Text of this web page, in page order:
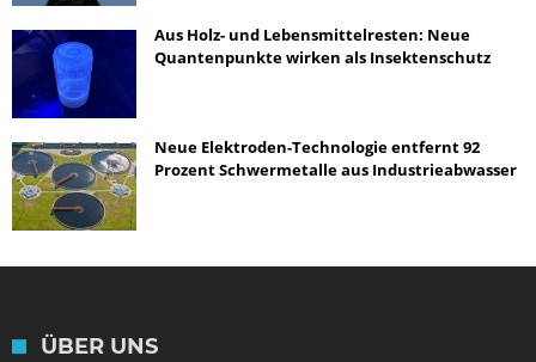
Aus Holz- und Lebensmittelresten: Neue
Quantenpunkte wirken als Insektenschutz
Neue Elektroden-Technologie entfernt 92
Prozent Schwermetalle aus Industrieabwasser
ÜBER UNS